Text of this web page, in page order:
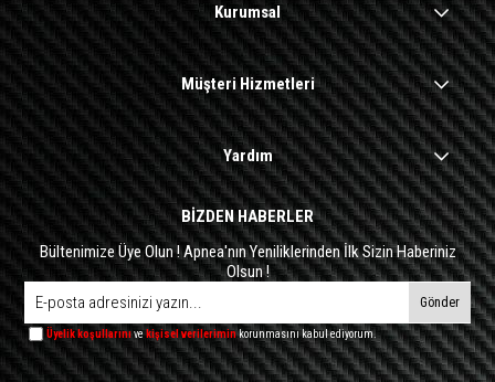
Kurumsal
Müşteri Hizmetleri
Yardım
BİZDEN HABERLER
Bültenimize Üye Olun ! Apnea'nın Yeniliklerinden İlk Sizin Haberiniz
Olsun !
Gönder
Üyelik koşullarınıvekişisel verileriminkorunmasını kabul ediyorum.